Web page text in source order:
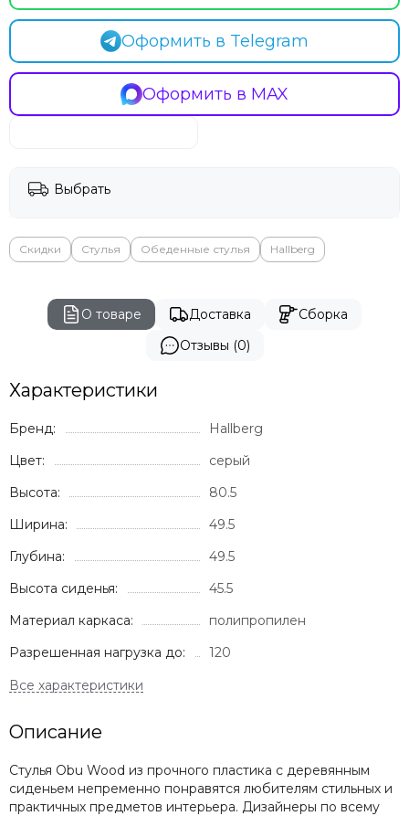
Оформить в Telegram
Оформить в MAX
Выбрать
Скидки Стулья Обеденные стулья Hallberg
О товаре Доставка
Сборка
Отзывы (0)
Характеристики
Бренд:
Hallberg
Цвет:
серый
Высота:
80.5
Ширина:
49.5
Глубина:
49.5
Высота сиденья:
45.5
Материал каркаса:
полипропилен
Разрешенная нагрузка до:
120
Описание
Стулья Obu Wood из прочного пластика с деревянным
сиденьем непременно понравятся любителям стильных и
практичных предметов интерьера. Дизайнеры по всему